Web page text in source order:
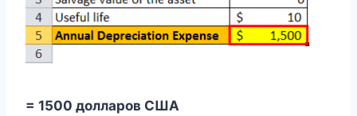
= 1500 долларов США